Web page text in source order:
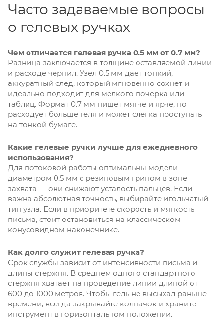
Часто задаваемые вопросы
о гелевых ручках
Чем отличается гелевая ручка 0.5 мм от 0.7 мм?
Разница заключается в толщине оставляемой линии
и расходе чернил. Узел 0.5 мм дает тонкий,
аккуратный след, который мгновенно сохнет и
идеально подходит для мелкого почерка или
таблиц. Формат 0.7 мм пишет мягче и ярче, но
расходует больше геля и может слегка проступать
на тонкой бумаге.
Какие гелевые ручки лучше для ежедневного
использования?
Для потоковой работы оптимальны модели
диаметром 0.5 мм с резиновым грипом в зоне
захвата — они снижают усталость пальцев. Если
важна абсолютная точность, выбирайте игольчатый
тип узла. Если в приоритете скорость и мягкость
письма, стоит остановиться на классическом
конусовидном наконечнике.
Как долго служит гелевая ручка?
Срок службы зависит от интенсивности письма и
длины стержня. В среднем одного стандартного
стержня хватает на проведение линии длиной от
600 до 1000 метров. Чтобы гель не высыхал раньше
времени, всегда закрывайте колпачок и храните
инструмент в горизонтальном положении.